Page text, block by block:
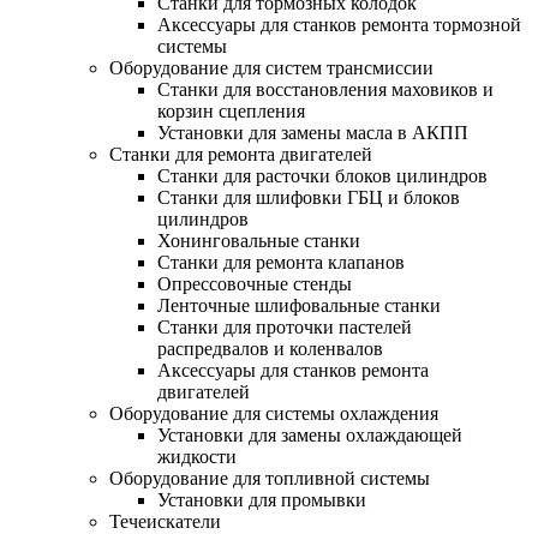
Аксессуары для станков ремонта тормозной
системы
Оборудование для систем трансмиссии
Станки для восстановления маховиков и
корзин сцепления
Установки для замены масла в АКПП
Станки для ремонта двигателей
Станки для расточки блоков цилиндров
Станки для шлифовки ГБЦ и блоков
цилиндров
Хонинговальные станки
Станки для ремонта клапанов
Опрессовочные стенды
Ленточные шлифовальные станки
Станки для проточки пастелей
распредвалов и коленвалов
Аксессуары для станков ремонта
двигателей
Оборудование для системы охлаждения
Установки для замены охлаждающей
жидкости
Оборудование для топливной системы
Установки для промывки
Течеискатели